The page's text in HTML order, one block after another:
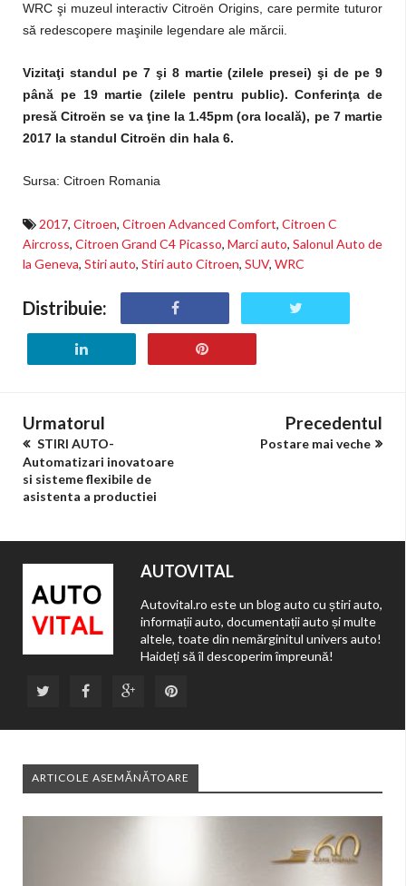
WRC şi muzeul interactiv Citroën Origins, care permite tuturor
să redescopere maşinile legendare ale mărcii.
Vizitaţi standul pe 7 şi 8 martie (zilele presei) şi de pe 9
până pe 19 martie (zilele pentru public). Conferinţa de
presă Citroën se va ţine la 1.45pm (ora locală), pe 7 martie
2017 la standul Citroën din hala 6.
Sursa: Citroen Romania
2017, Citroen, Citroen Advanced Comfort, Citroen C
Aircross, Citroen Grand C4 Picasso, Marci auto, Salonul Auto de
la Geneva, Stiri auto, Stiri auto Citroen, SUV, WRC
Distribuie:
Urmatorul
STIRI AUTO-
Automatizari inovatoare
si sisteme flexibile de
asistenta a productiei
Precedentul
Postare mai veche
AUTOVITAL
Autovital.ro este un blog auto cu știri auto,
informații auto, documentații auto și multe
altele, toate din nemărginitul univers auto!
Haideți să îl descoperim împreună!
ARTICOLE ASEMĂNĂTOARE